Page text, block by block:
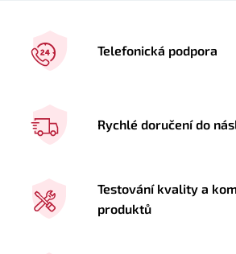
Telefonická podpora
Rychlé doručení do
Testování kvality a
produktů